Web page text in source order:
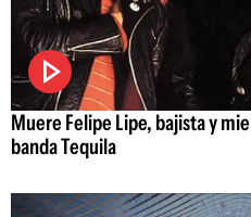
Muere Felipe Lipe, bajista y
banda Tequila